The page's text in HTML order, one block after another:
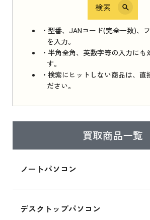
検索
・型番、JANコード(完全一致)、
を入力。
・半角全角、英数字等の入力にも
す。
・検索にヒットしない商品は、直
ださい。
買取商品一覧
ノートパソコン
デスクトップパソコン
iPhone 16e シリーズ 2025
iPhone 16e シリーズ 2025 新
ら
iPad 11インチ 2025年春モデル
はこちら
ら
iPad mini シリーズ 2024